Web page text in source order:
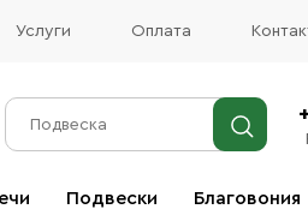
Услуги Оплата
Подвески Благовония